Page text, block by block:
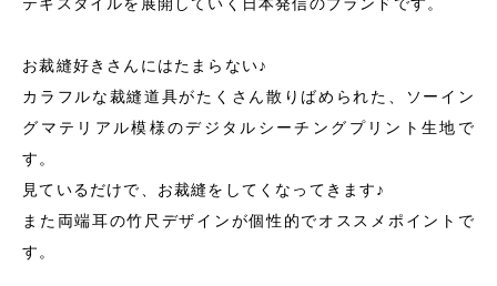
お裁縫好きさんにはたまらない♪
カラフルな裁縫道具がたくさん散りばめられた、ソーイン
グマテリアル模様のデジタルシーチングプリント生地で
す。
見ているだけで、お裁縫をしてくなってきます♪
また両端耳の竹尺デザインが個性的でオススメポイントで
す。